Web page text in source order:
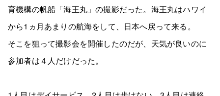
育機構の帆船「海王丸」の撮影だった。海王丸はハワイ
から1ヵ月あまりの航海をして、日本へ戻って来る。
そこを狙って撮影会を開催したのだが、天気が良いのに
参加者は４人だけだった。